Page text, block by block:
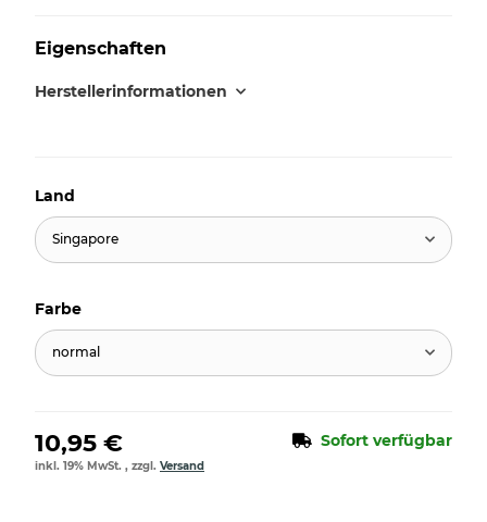
Eigenschaften
Herstellerinformationen
Land
Singapore
Farbe
normal
10,95 € Sofort verfügbar
inkl. 19% MwSt. , zzgl. Versand